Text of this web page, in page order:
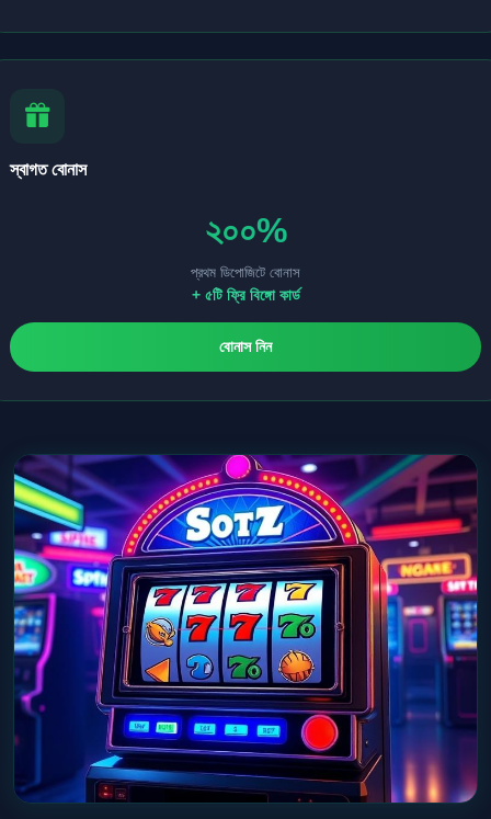
স্বাগত বোনাস
২০০%
প্রথম ডিপোজিটে বোনাস
+ ৫টি ফ্রি বিঙ্গো কার্ড
বোনাস নিন